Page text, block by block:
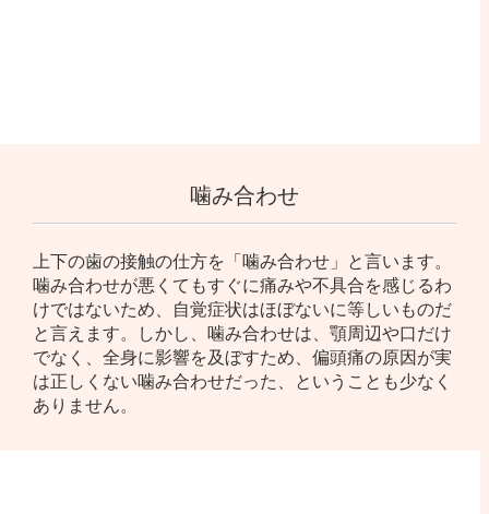
噛み合わせ
上下の歯の接触の仕方を「噛み合わせ」と言います。
噛み合わせが悪くてもすぐに痛みや不具合を感じるわ
けではないため、自覚症状はほぼないに等しいものだ
と言えます。しかし、噛み合わせは、顎周辺や口だけ
でなく、全身に影響を及ぼすため、偏頭痛の原因が実
は正しくない噛み合わせだった、ということも少なく
ありません。